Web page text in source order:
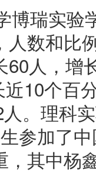
博瑞实验
人数和比
60人，增
10个百
。理科
参加了
其中杨